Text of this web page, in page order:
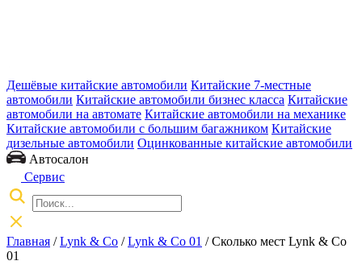
Дешёвые китайские автомобили Китайские 7-местные
автомобили Китайские автомобили бизнес класса Китайские
автомобили на автомате Китайские автомобили на механике
Китайские автомобили с большим багажником Китайские
дизельные автомобили Оцинкованные китайские автомобили
Автосалон
Сервис
Главная /Lynk & Co /Lynk & Co 01 / Сколько мест Lynk & Co
01